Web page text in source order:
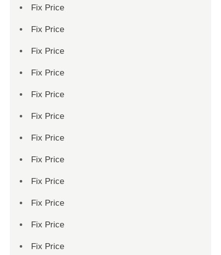
Fix Price
Fix Price
Fix Price
Fix Price
Fix Price
Fix Price
Fix Price
Fix Price
Fix Price
Fix Price
Fix Price
Fix Price